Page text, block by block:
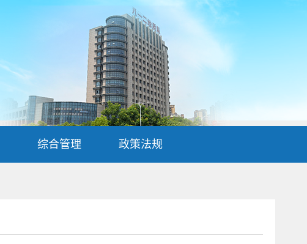
综合管理 政策法规